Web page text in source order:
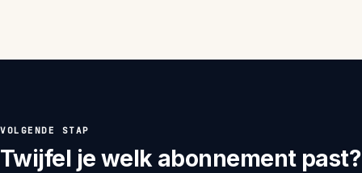
VOLGENDE STAP
Twijfel je welk abonnement past?